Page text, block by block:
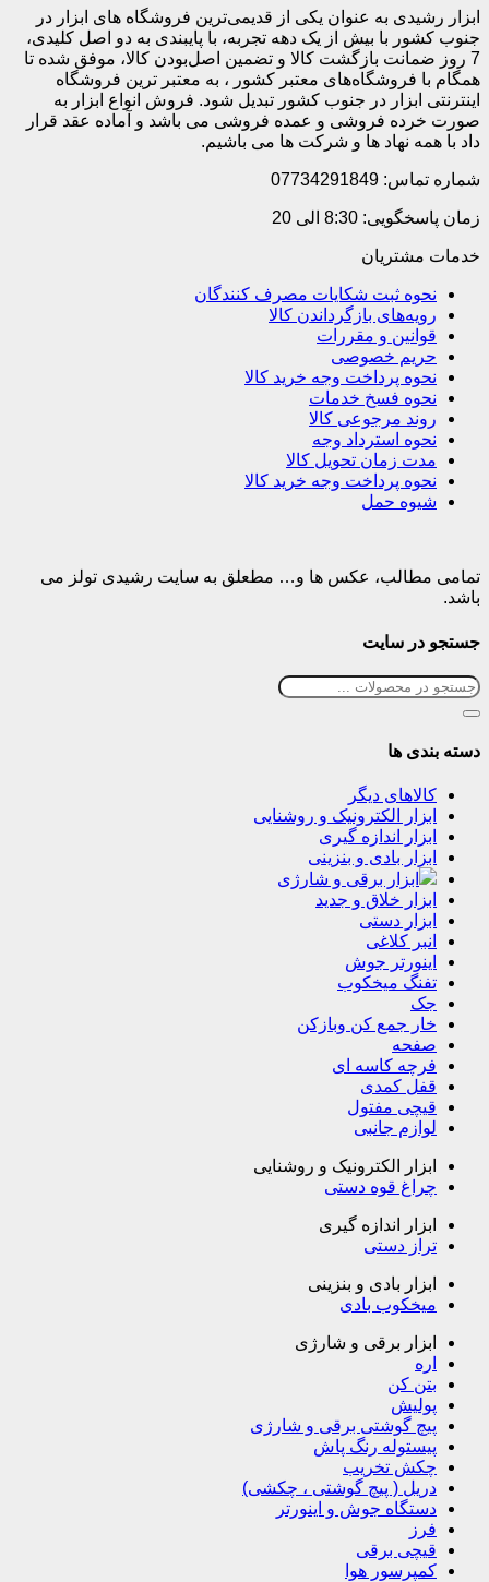
ابزار رشیدی به عنوان یکی از قدیمی‌ترین فروشگاه های ابزار در
جنوب کشور با بیش از یک دهه تجربه، با پایبندی به دو اصل کلیدی،
7 روز ضمانت بازگشت کالا و تضمین اصل‌بودن کالا، موفق شده تا
همگام با فروشگاه‌های معتبر کشور ، به معتبر ترین فروشگاه
اینترنتی ابزار در جنوب کشور تبدیل شود. فروش انواع ابزار به
صورت خرده فروشی و عمده فروشی می باشد و آماده عقد قرار
داد با همه نهاد ها و شرکت ها می باشیم.
شماره تماس: 07734291849
زمان پاسخگویی: 8:30 الی 20
خدمات مشتریان
نحوه ثبت شکایات مصرف کنندگان
رویه‌های بازگرداندن کالا
قوانین و مقررات
حریم خصوصی
نحوه پرداخت وجه خرید کالا
نحوه فسخ خدمات
روند مرجوعی کالا
نحوه استرداد وجه
مدت زمان تحویل کالا
نحوه پرداخت وجه خرید کالا
شیوه حمل
تمامی مطالب، عکس ها و… مطعلق به سایت رشیدی تولز می
باشد.
جستجو در سایت
دسته بندی ها
کالاهای دیگر
ابزار الکترونیک و روشنایی
ابزار اندازه گیری
ابزار بادی و بنزینی
ابزار برقی و شارژی
ابزار خلاق و جدید
ابزار دستی
انبر کلاغی
اینورتر جوش
تفنگ میخکوب
جک
خار جمع کن وبازکن
صفحه
فرچه کاسه ای
قفل کمدی
قیچی مفتول
لوازم جانبی
ابزار الکترونیک و روشنایی
چراغ قوه دستی
ابزار اندازه گیری
تراز دستی
ابزار بادی و بنزینی
میخکوب بادی
ابزار برقی و شارژی
اره
بتن کن
پولیش
پیچ گوشتی برقی و شارژی
پیستوله رنگ پاش
چکش تخریب
دریل ( پیچ گوشتی ، چکشی)
دستگاه جوش و اینورتر
فرز
قیچی برقی
کمپرسور هوا